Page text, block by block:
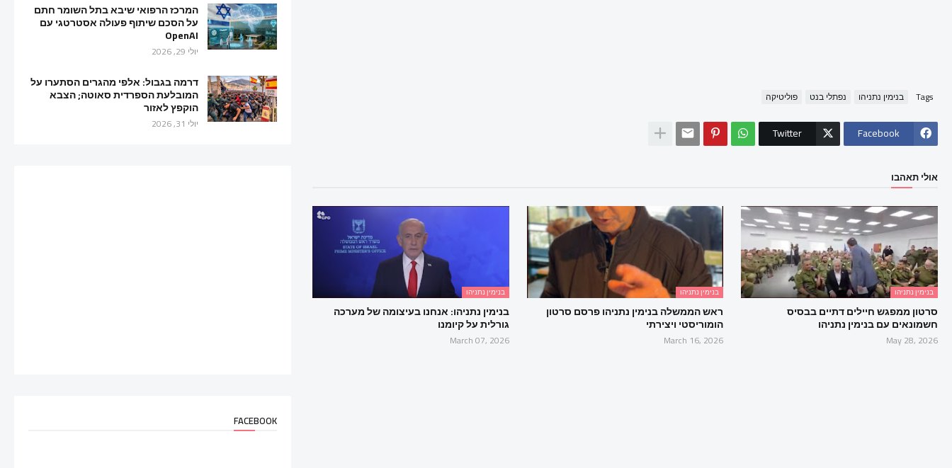
Tags בנימין נתניהו נפתלי בנט פוליטיקה
Facebook
Twitter
אולי תאהבו
בנימין נתניהו
סרטון ממפגש חיילים דתיים בבסיס
חשמונאים עם בנימין נתניהו
May 28, 2026
בנימין נתניהו
ראש הממשלה בנימין נתניהו פרסם סרטון
הומוריסטי ויצירתי
March 16, 2026
בנימין נתניהו
בנימין נתניהו: אנחנו בעיצומה של מערכה
גורלית על קיומנו
March 07, 2026
המרכז הרפואי שיבא בתל השומר חתם
על הסכם שיתוף פעולה אסטרטגי עם
OpenAI
יולי 29, 2026
דרמה בגבול: אלפי מהגרים הסתערו על
המובלעת הספרדית סאוטה; הצבא
הוקפץ לאזור
יולי 31, 2026
FACEBOOK